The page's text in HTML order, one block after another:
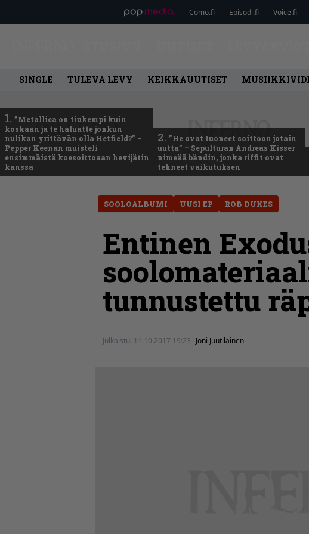
Como.fi Episodi.fi Voice.fi
SINGLE TULEVA LEVY KEIKKAUUTISET
1. ”Metallica on tiukempi kuin
koskaan ja te haluatte jonkun
nulikan yrittävän olla Hetfield?” –
Pepper Keenan muisteli
ensimmäistä koesoittoaan hevijätin
kanssa
2. ”He ovat tuoneet soittoon jotain
uutta” – Sepulturan Andreas Kisser
nimeää bändin, jonka riffit ovat
tehneet vaikutuksen
SOOLOALBUMI UUSI EP ROB DUKES
Entinen
tunnustettu
Julkaistu: 11.10.2017 19:23 Joni Juutilainen